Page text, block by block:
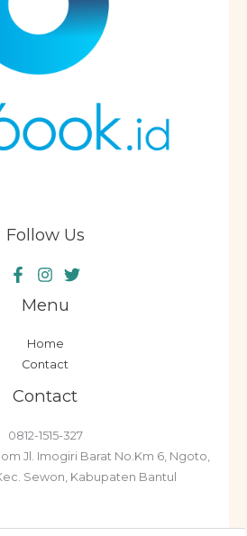
Follow Us
Menu
Home
Contact
Contact
0812-1515-327
Jl. Imogiri Barat No.Km 6, Ngoto,
Sewon, Kabupaten Bantul